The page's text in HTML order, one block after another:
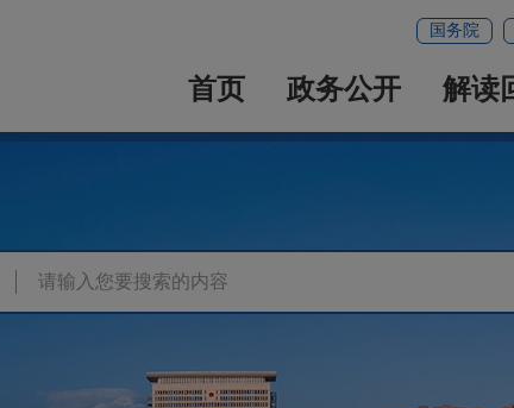
国务院
首页 政务公开 解读